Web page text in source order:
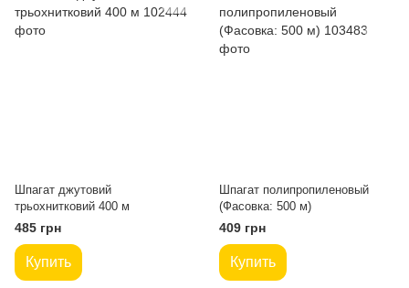
Шпагат джутовий
трьохнитковий 400 м
485 грн
Купить
Шпагат полипропиленовый
(Фасовка: 500 м)
409 грн
Купить